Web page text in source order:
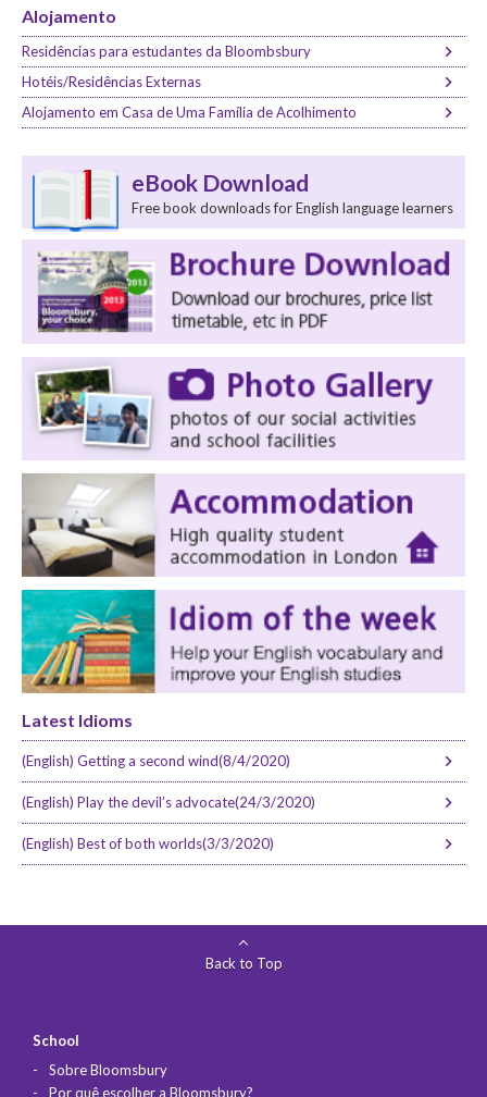
Alojamento
Residências para estudantes da Bloombsbury
Hotéis/Residências Externas
Alojamento em Casa de Uma Família de Acolhimento
eBook Download
Free book downloads for English language learners
Latest Idioms
(English) Getting a second wind(8/4/2020)
(English) Play the devil’s advocate(24/3/2020)
(English) Best of both worlds(3/3/2020)
Back to Top
School
Sobre Bloomsbury
Por quê escolher a Bloomsbury?